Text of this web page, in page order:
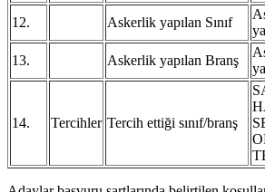
12. Askerlik yapılan Sınıf
13.
Askerlik yapılan Branş
14. Tercihler Tercih ettiği sınıf/branş